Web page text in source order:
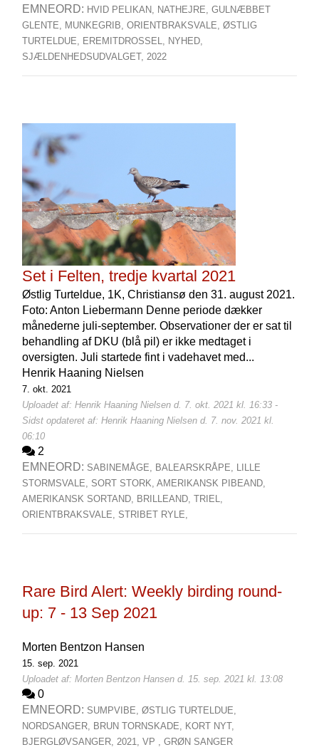
EMNEORD: HVID PELIKAN, NATHEJRE, GULNÆBBET
GLENTE, MUNKEGRIB, ORIENTBRAKSVALE, ØSTLIG
TURTELDUE, EREMITDROSSEL, NYHED,
SJÆLDENHEDSUDVALGET, 2022
Set i Felten, tredje kvartal 2021
Østlig Turteldue, 1K, Christiansø den 31. august 2021.
Foto: Anton Liebermann Denne periode dækker
månederne juli-september. Observationer der er sat til
behandling af DKU (blå pil) er ikke medtaget i
oversigten. Juli startede fint i vadehavet med...
Henrik Haaning Nielsen
7. okt. 2021
Uploadet af: Henrik Haaning Nielsen d. 7. okt. 2021 kl. 16:33 -
Sidst opdateret af: Henrik Haaning Nielsen d. 7. nov. 2021 kl.
06:10
2
EMNEORD: SABINEMÅGE, BALEARSKRÅPE, LILLE
STORMSVALE, SORT STORK, AMERIKANSK PIBEAND,
AMERIKANSK SORTAND, BRILLEAND, TRIEL,
ORIENTBRAKSVALE, STRIBET RYLE,
Rare Bird Alert: Weekly birding round-
up: 7 - 13 Sep 2021
Morten Bentzon Hansen
15. sep. 2021
Uploadet af: Morten Bentzon Hansen d. 15. sep. 2021 kl. 13:08
0
EMNEORD: SUMPVIBE, ØSTLIG TURTELDUE,
NORDSANGER, BRUN TORNSKADE, KORT NYT,
BJERGLØVSANGER, 2021, VP , GRØN SANGER